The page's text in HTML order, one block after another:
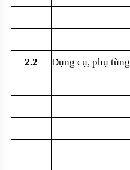
2.2 Dụng cụ, phụ tùng